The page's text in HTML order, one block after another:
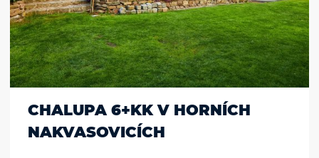
CHALUPA 6+KK V HORNÍCH
NAKVASOVICÍCH